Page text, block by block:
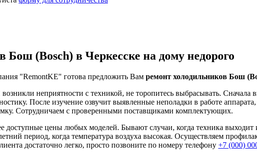
Бош (Bosch) в Черкесске на дому недорого
"RemontKE" готова предложить Вам ремонт холодильников Бош
неприятности с техникой, не торопитесь выбрасывать.
После изучение озвучит выявленные неполадки в работе
Сотрудничаем с проверенными поставщиками комплектующих.
доступные цены любых моделей. Бывают случаи, когда техника
период, когда температура воздуха высокая. Осуществляем
достаточно легко, просто позвоните по номеру телефону +7 (000)